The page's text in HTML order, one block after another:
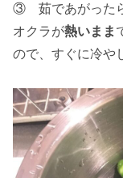
③ 茹であがったら
オクラが熱いまま
ので、すぐに冷や